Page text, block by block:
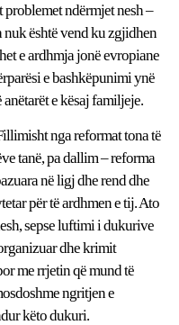
ndërmjet nesh –
është vend ku zgjidhen
e ardhmja jonë evropiane
e bashkëpunimi ynë
e kësaj familjeje.
nga reformat tona të
tanë, pa dallim – reforma
në ligj dhe rend dhe
për të ardhmen e tij. Ato
sepse luftimi i dukurive
dhe krimit
me rrjetin që mund të
ngritjen e
këto dukuri.